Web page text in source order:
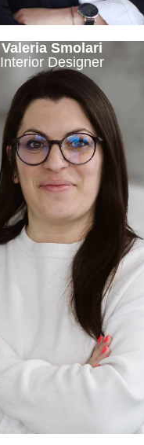
Valeria Smolari
Interior Designer